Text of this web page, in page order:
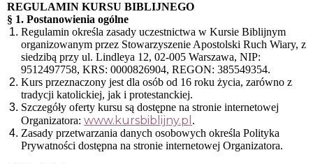
REGULAMIN KURSU BIBLIJNEGO
§ 1. Postanowienia ogólne
Regulamin określa zasady uczestnictwa w Kursie Biblijnym
organizowanym przez Stowarzyszenie Apostolski Ruch Wiary, z
siedzibą przy ul. Lindleya 12, 02-005 Warszawa, NIP:
9512497758, KRS: 0000826904, REGON: 385549354.
Kurs przeznaczony jest dla osób od 16 roku życia, zarówno z
tradycji katolickiej, jak i protestanckiej.
Szczegóły oferty kursu są dostępne na stronie internetowej
Organizatora: www.kursbiblijny.pl .
Zasady przetwarzania danych osobowych określa Polityka
Prywatności dostępna na stronie internetowej Organizatora.